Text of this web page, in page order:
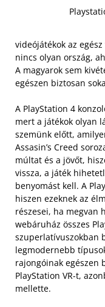
videójátékok az
nincs olyan ország,
A magyarok sem
egészen biztosan
A PlayStation 4
mert a játékok olyan
szemünk előtt,
Assasin’s Creed
múltat és a jövőt,
vissza, a játék
benyomást kell. A
hiszen ezeknek az
részesei, ha megvan
webáruház összes
szuperlatívuszokban
legmodernebb
rajongóinak egészen
PlayStation VR-t,
mellette.